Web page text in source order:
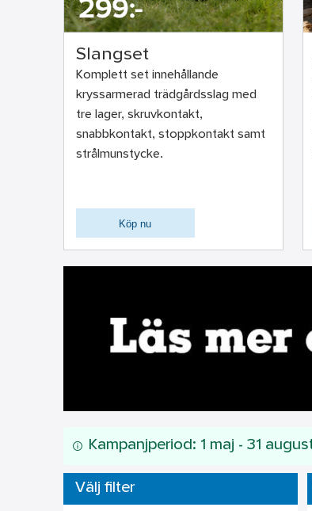
Slangset
Komplett set innehållande
kryssarmerad trädgårdsslag med
tre lager, skruvkontakt,
snabbkontakt, stoppkontakt samt
strålmunstycke.
Köp nu
Kampanjperiod: 1 maj - 31
Välj filter